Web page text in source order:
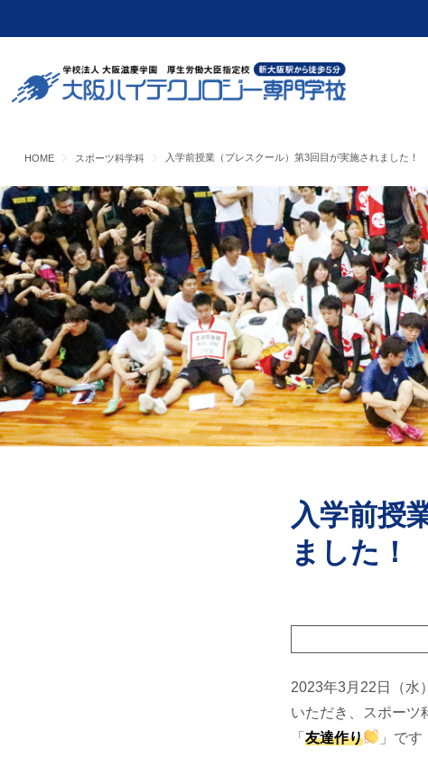
HOME スポーツ科学科 入学前授業（プレスクール）第3回目が実施されました！
入学前授
ました！
2023年3月22日（水
いただき、スポーツ
「 友達作り 」です